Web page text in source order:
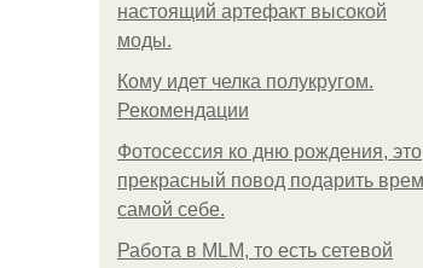
настоящий артефакт высокой
моды.
Кому идет челка полукругом.
Рекомендации
Фотосессия ко дню рождения, это
прекрасный повод подарить
самой себе.
Работа в MLM, то есть сетевой